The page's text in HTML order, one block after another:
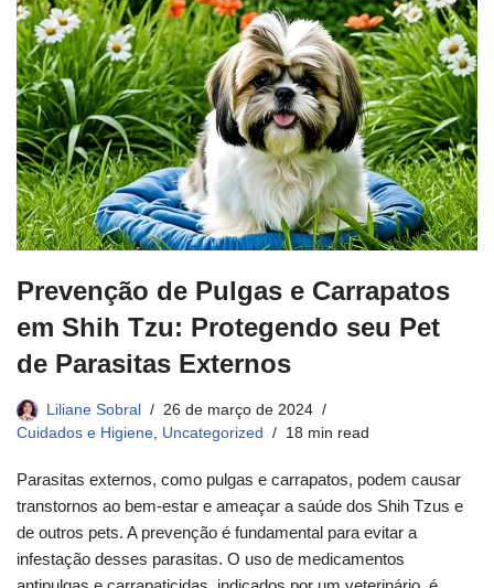
Prevenção de Pulgas e Carrapatos
em Shih Tzu: Protegendo seu Pet
de Parasitas Externos
Liliane Sobral
26 de março de 2024
Cuidados e Higiene, Uncategorized 18 min read
Parasitas externos, como pulgas e carrapatos, podem causar
transtornos ao bem-estar e ameaçar a saúde dos Shih Tzus e
de outros pets. A prevenção é fundamental para evitar a
infestação desses parasitas. O uso de medicamentos